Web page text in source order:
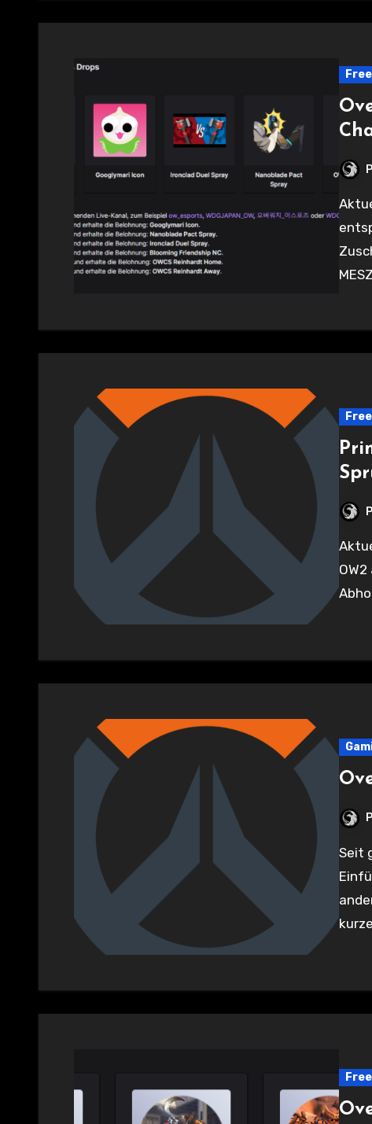
Free
Aktuell gibt es passend zur OW2 Champion Series auch wieder
Free
Aktuell gibt es bei Prime Gaming 5x Battleplass Sprünge für
Seit gestern ist Season 10 von OW2 live und es gab neben der
Free